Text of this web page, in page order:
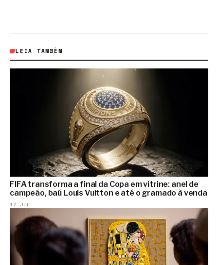
LEIA TAMBÉM
FIFA transforma a final da Copa em vitrine: anel de
campeão, baú Louis Vuitton e até o gramado à venda
17 JUL